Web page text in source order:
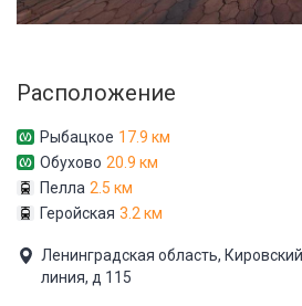
Расположение
Рыбацкое 17.9 км
Обухово 20.9 км
Пелла 2.5 км
Геройская 3.2 км
Ленинградская область,
линия, д 115